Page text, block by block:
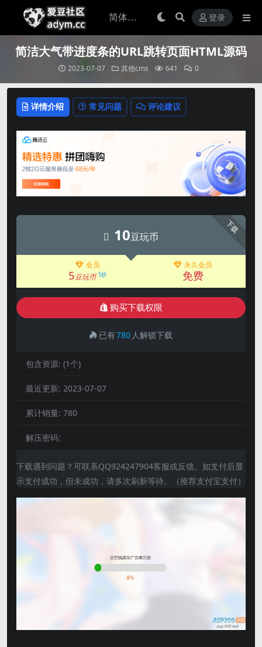
登录
简洁大气带进度条的URL跳转页面HTML源码
2023-07-07 其他cms 641 0
详情介绍 常见问题 评论建议
下载
10豆玩币
会员
5豆玩币 5折
永久会员
免费
购买下载权限
已有780 人解锁下载
包含资源: (1个)
最近更新: 2023-07-07
累计销量: 780
解压密码:
下载遇到问题？可联系QQ924247904客服或反馈。如支付后显
示支付成功，但未成功，请多次刷新等待。（推荐支付宝支付）